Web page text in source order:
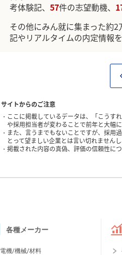
考体験記、 57件の志望動機、
その他にみん就に集まった約
記やリアルタイムの内定情報
サイトからのご注意
ここに掲載しているデータは、「こうす
や採用担当者が変わることで前年と大幅
また、言うまでもないことですが、採用
とって望ましい企業とは言い切れません
掲載された内容の真偽、評価の信頼性に
各種メーカー
電機/機械/材料